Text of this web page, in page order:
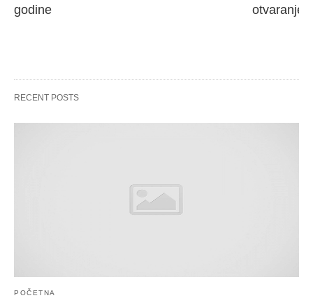
godine
otvaranje
RECENT POSTS
POČETNA